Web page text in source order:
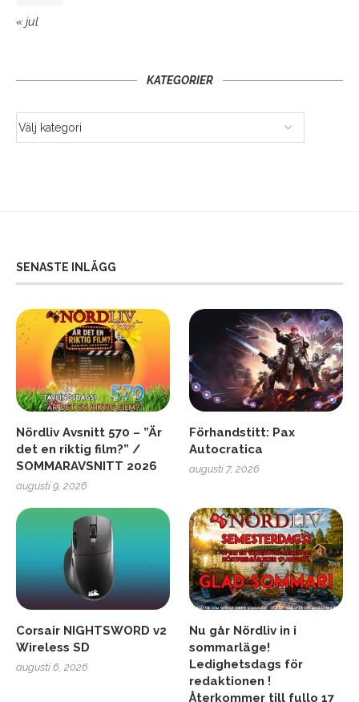
« jul
KATEGORIER
SENASTE INLÄGG
Nördliv Avsnitt 570 – ”Är
det en riktig film?” /
SOMMARAVSNITT 2026
augusti 9, 2026
Förhandstitt: Pax
Autocratica
augusti 7, 2026
Corsair NIGHTSWORD v2
Wireless SD
augusti 6, 2026
Nu går Nördliv in i
sommarläge!
Ledighetsdags för
redaktionen !
Återkommer till fullo 17